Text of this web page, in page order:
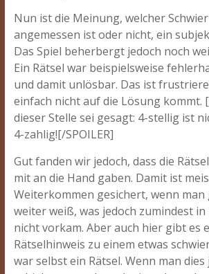
Nun ist die Meinung, welcher
angemessen ist oder nicht, ein
Das Spiel beherbergt jedoch noch
Ein Rätsel war beispielsweise
und damit unlösbar. Das ist
einfach nicht auf die Lösung kommt.
dieser Stelle sei gesagt: 4-stellig ist
4-zahlig![/SPOILER]
Gut fanden wir jedoch, dass die
mit an die Hand gaben. Damit ist
Weiterkommen gesichert, wenn man
weiter weiß, was jedoch zumindest
nicht vorkam. Aber auch hier gibt es
Rätselhinweis zu einem etwas
war selbst ein Rätsel. Wenn man dies